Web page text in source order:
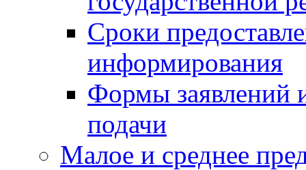
Сроки
информирования
Формы заявлений
подачи
Малое и среднее